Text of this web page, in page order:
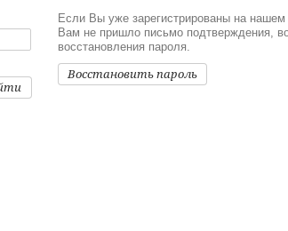
Если Вы уже зарегистрированы на
Вам не пришло письмо подтверждения,
восстановления пароля.
Восстановить пароль